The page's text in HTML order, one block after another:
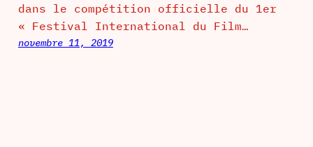
dans le compétition officielle du 1er
« Festival International du Film…
novembre 11, 2019